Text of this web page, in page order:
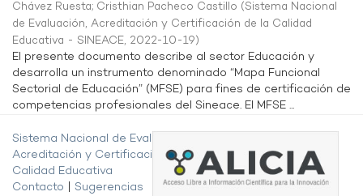
Chávez Ruesta; Cristhian Pacheco Castillo (Sistema Nacional
de Evaluación, Acreditación y Certificación de la Calidad
Educativa - SINEACE, 2022-10-19)
El presente documento describe al sector Educación y
desarrolla un instrumento denominado “Mapa Funcional
Sectorial de Educación” (MFSE) para fines de certificación de
competencias profesionales del Sineace. El MFSE ...
Sistema Nacional de Evaluación,
Acreditación y Certificación de la
Calidad Educativa
Contacto
Sugerencias